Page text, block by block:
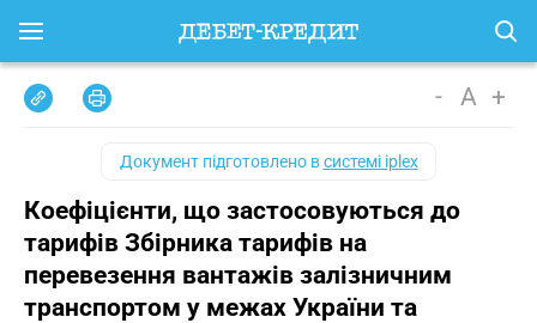
- A +
Документ підготовлено всистемі iplex
Коефіцієнти, що застосовуються до
тарифів Збірника тарифів на
перевезення вантажів залізничним
транспортом у межах України та